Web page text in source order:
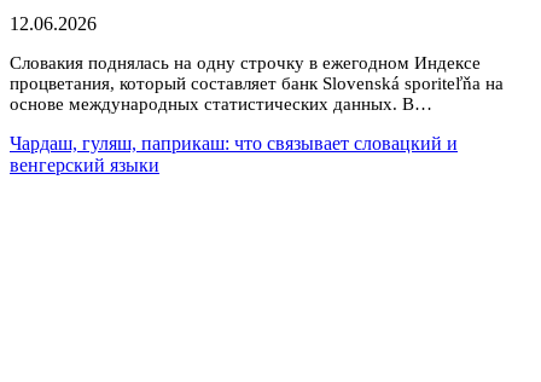
12.06.2026
Cловакия поднялась на одну строчку в ежегодном Индексе
процветания, который составляет банк Slovenská sporiteľňa на
основе международных статистических данных. В…
Чардаш, гуляш, паприкаш: что связывает словацкий и
венгерский языки